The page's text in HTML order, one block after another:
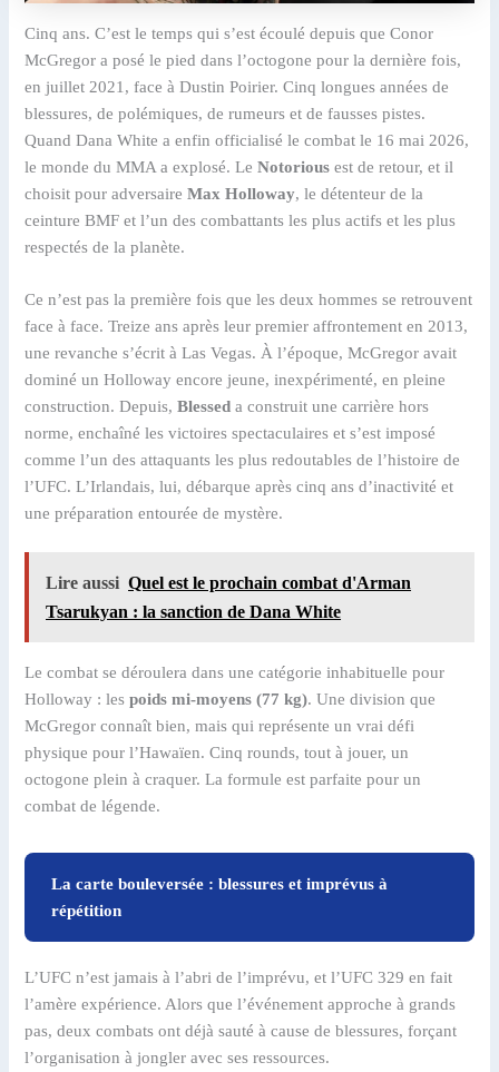
Cinq ans. C’est le temps qui s’est écoulé depuis que Conor
McGregor a posé le pied dans l’octogone pour la dernière fois,
en juillet 2021, face à Dustin Poirier. Cinq longues années de
blessures, de polémiques, de rumeurs et de fausses pistes.
Quand Dana White a enfin officialisé le combat le 16 mai 2026,
le monde du MMA a explosé. LeNotorious est de retour, et il
choisit pour adversaireMax Holloway, le détenteur de la
ceinture BMF et l’un des combattants les plus actifs et les plus
respectés de la planète.
Ce n’est pas la première fois que les deux hommes se retrouvent
face à face. Treize ans après leur premier affrontement en 2013,
une revanche s’écrit à Las Vegas. À l’époque, McGregor avait
dominé un Holloway encore jeune, inexpérimenté, en pleine
construction. Depuis,Blessed a construit une carrière hors
norme, enchaîné les victoires spectaculaires et s’est imposé
comme l’un des attaquants les plus redoutables de l’histoire de
l’UFC. L’Irlandais, lui, débarque après cinq ans d’inactivité et
une préparation entourée de mystère.
Lire aussi Quel est le prochain combat d'Arman
Tsarukyan : la sanction de Dana White
Le combat se déroulera dans une catégorie inhabituelle pour
Holloway : lespoids mi-moyens (77 kg). Une division que
McGregor connaît bien, mais qui représente un vrai défi
physique pour l’Hawaïen. Cinq rounds, tout à jouer, un
octogone plein à craquer. La formule est parfaite pour un
combat de légende.
La carte bouleversée : blessures et imprévus à
répétition
L’UFC n’est jamais à l’abri de l’imprévu, et l’UFC 329 en fait
l’amère expérience. Alors que l’événement approche à grands
pas, deux combats ont déjà sauté à cause de blessures, forçant
l’organisation à jongler avec ses ressources.